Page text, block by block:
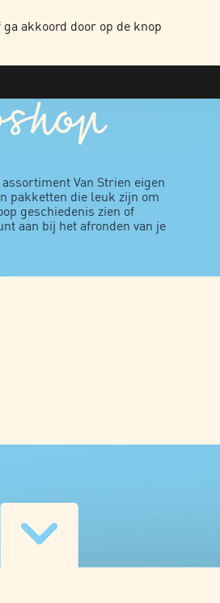
Van Strien eigen
pakketten die leuk zijn om
geschiedenis zien of
aan bij het afronden van je
akkoord door op de knop